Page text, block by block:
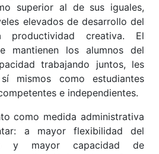
superior al de sus iguales,
elevados de desarrollo del
productividad creativa. El
mantienen los alumnos del
trabajando juntos, les
mismos como estudiantes
e independientes.
como medida administrativa
a mayor flexibilidad del
y mayor capacidad de